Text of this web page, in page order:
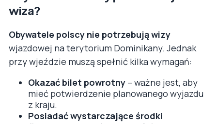
wiza?
Obywatele polscy nie potrzebują wizy
wjazdowej na terytorium Dominikany. Jednak
przy wjeździe muszą spełnić kilka wymagań:
Okazać bilet powrotny – ważne jest, aby
mieć potwierdzenie planowanego wyjazdu
z kraju.
Posiadać wystarczające środki